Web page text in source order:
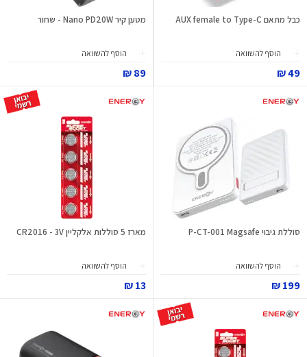
כבל מתאם AUX female to Type-C
הוסף להשוואה
49 ₪
מטען קיר Nano PD20W - שחור
הוסף להשוואה
89 ₪
סוללת גיבוי P-CT-001 Magsafe
הוסף להשוואה
199 ₪
מארז 5 סוללות אלקליין CR2016 - 3V
הוסף להשוואה
13 ₪